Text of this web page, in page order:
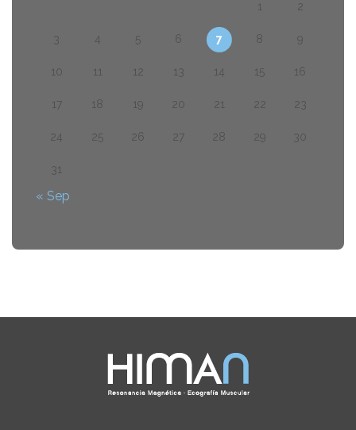
1 2
3 4 5 6 7 8 9
10 11 12 13 14 15 16
17 18 19 20 21 22 23
24 25 26 27 28 29 30
31
« Sep